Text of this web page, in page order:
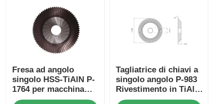
Fresa ad angolo
singolo HSS-TiAlN P-
1764 per macchina
duplicatrice
Tagliatrice di chiavi a
singolo angolo P-983
Rivestimento in TiAlN
nero